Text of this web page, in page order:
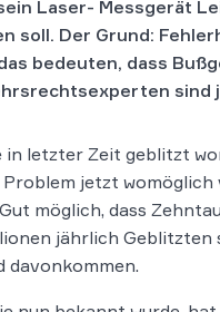
Laser- Messgerät
soll. Der Grund:
bedeuten, dass
sind
in letzter Zeit geblitzt
jetzt womöglich
möglich, dass
jährlich Geblitzten
davonkommen.